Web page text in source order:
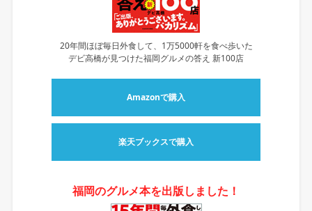
20年間ほぼ毎日外食して、1万5000軒を食べ歩いた
デビ高橋が見つけた福岡グルメの答え 新100店
Amazonで購入
楽天ブックスで購入
福岡のグルメ本を出版しました！